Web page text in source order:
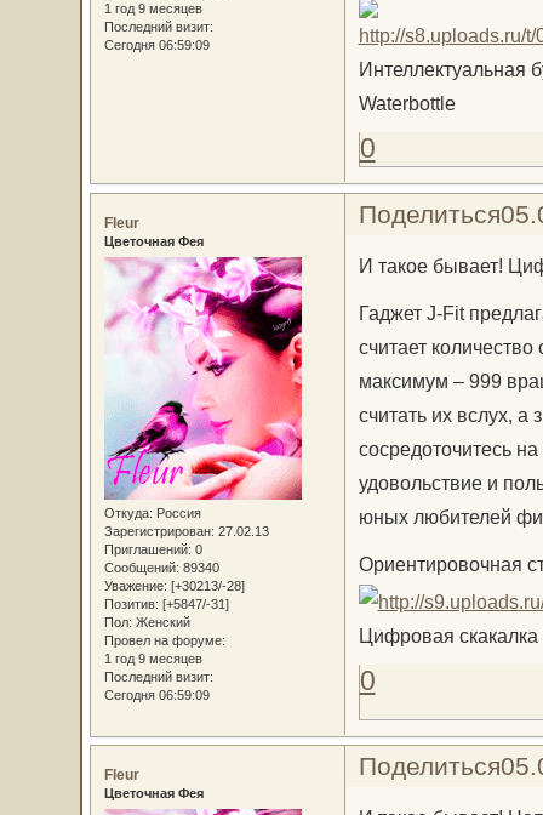
1 год 9 месяцев
Последний визит:
Сегодня 06:59:09
Интеллектуальная
Waterbottle
0
Поделиться
Fleur
Цветочная Фея
Откуда: Россия
Зарегистрирован: 27.02.13
Приглашений: 0
Сообщений: 89340
Уважение: [+30213/-28]
Позитив: [+5847/-31]
Пол: Женский
Провел на форуме:
1 год 9 месяцев
Последний визит:
Сегодня 06:59:09
И такое бывает!
Гаджет J-Fit
считает
максимум – 999
считать их вслух, а
сосредоточитесь
удовольствие и
юных любителей
Ориентировочная
Цифровая
0
Поделиться
Fleur
Цветочная Фея